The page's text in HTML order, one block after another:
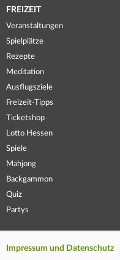
FREIZEIT
Veranstaltungen
Spielplätze
Rezepte
Meditation
Ausflugsziele
Freizeit-Tipps
Ticketshop
Lotto Hessen
Spiele
Mahjong
Backgammon
Quiz
Partys
Impressum und Datenschutz